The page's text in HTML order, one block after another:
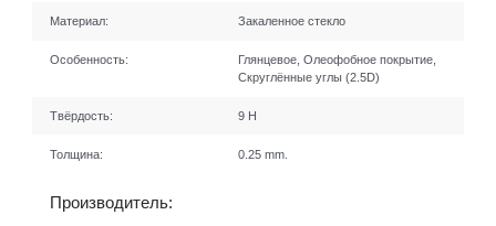
Материал: Закаленное стекло
Особенность:
Глянцевое, Олеофобное покрытие,
Скруглённые углы (2.5D)
Твёрдость: 9 H
Толщина: 0.25 mm.
Производитель: